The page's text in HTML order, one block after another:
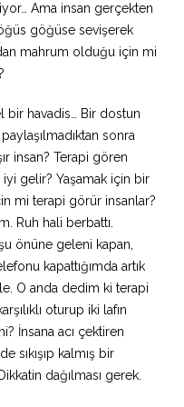
Ama insan gerçekten
göğüse sevişerek
mahrum olduğu için mi
bir havadis… Bir dostun
sonra
insan? Terapi gören
gelir? Yaşamak için bir
mi terapi görür insanlar?
Ruh hali berbattı.
önüne geleni kapan,
kapattığımda artık
O anda dedim ki terapi
oturup iki lafın
İnsana acı çektiren
sıkışıp kalmış bir
dağılması gerek.